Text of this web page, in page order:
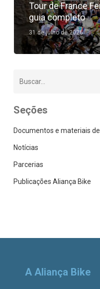
Tour de France
guia completo
31 de julho de 2026
Seções
Documentos e materiais
Notícias
Parcerias
Publicações Aliança Bike
A Aliança Bike